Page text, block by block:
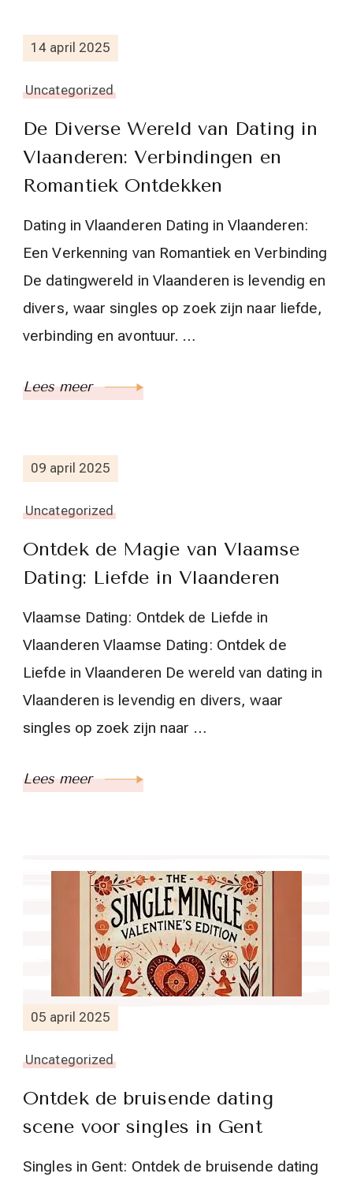
14 april 2025
Uncategorized
De Diverse Wereld van Dating in
Vlaanderen: Verbindingen en
Romantiek Ontdekken
Dating in Vlaanderen Dating in Vlaanderen:
Een Verkenning van Romantiek en Verbinding
De datingwereld in Vlaanderen is levendig en
divers, waar singles op zoek zijn naar liefde,
verbinding en avontuur. …
Lees meer
09 april 2025
Uncategorized
Ontdek de Magie van Vlaamse
Dating: Liefde in Vlaanderen
Vlaamse Dating: Ontdek de Liefde in
Vlaanderen Vlaamse Dating: Ontdek de
Liefde in Vlaanderen De wereld van dating in
Vlaanderen is levendig en divers, waar
singles op zoek zijn naar …
Lees meer
05 april 2025
Uncategorized
Ontdek de bruisende dating
scene voor singles in Gent
Singles in Gent: Ontdek de bruisende dating